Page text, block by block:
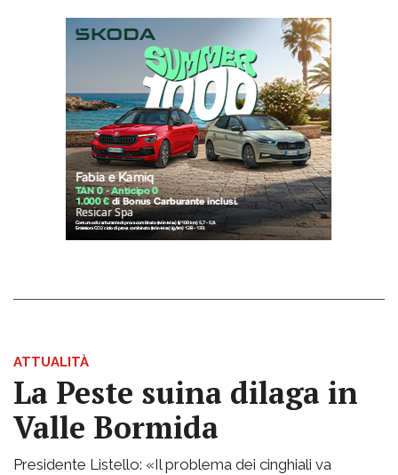
ATTUALITÀ
La Peste suina dilaga in
Valle Bormida
Presidente Listello: «Il problema dei cinghiali va